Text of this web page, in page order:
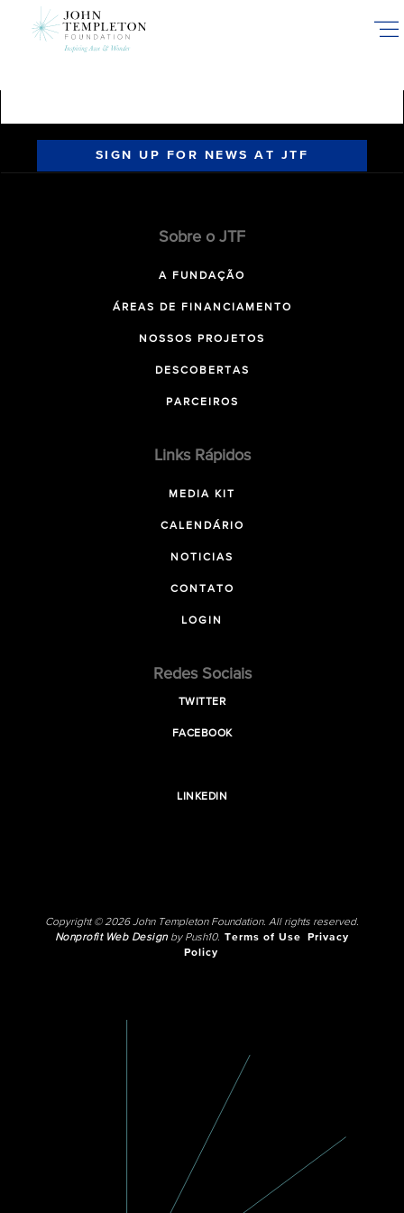
SIGN UP FOR NEWS AT JTF
Sobre o JTF
A FUNDAÇÃO
ÁREAS DE FINANCIAMENTO
NOSSOS PROJETOS
DESCOBERTAS
PARCEIROS
Links Rápidos
MEDIA KIT
CALENDÁRIO
NOTICIAS
CONTATO
LOGIN
Redes Sociais
TWITTER
FACEBOOK
LINKEDIN
Copyright © 2026 John Templeton Foundation. All rights reserved.
Nonprofit Web Designby Push10. Terms of Use
Privacy
Policy